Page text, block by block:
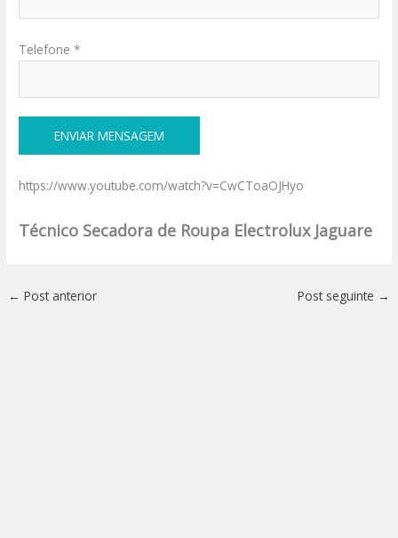
Telefone *
https://www.youtube.com/watch?v=CwCToaOJHyo
Técnico Secadora de Roupa Electrolux Jaguare
← Post anterior Post seguinte →